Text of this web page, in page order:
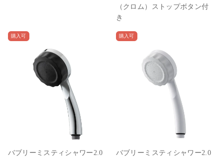
（クロム）ストップボタン付
き
購入可
バブリーミスティシャワー2.0
購入可
バブリーミスティシャワー2.0